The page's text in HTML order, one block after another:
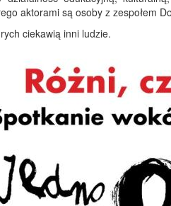
aktorami są osoby z zespołem
ciekawią inni ludzie.